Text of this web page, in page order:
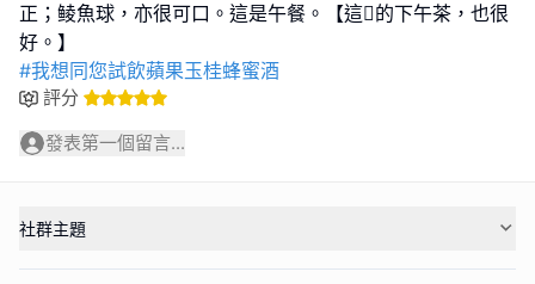
正；鲮魚球，亦很可口。這是午餐。【這的下午茶，也很
#我想同您試飲蘋果玉桂蜂蜜酒
評分
發表第一個留言...
社群主題